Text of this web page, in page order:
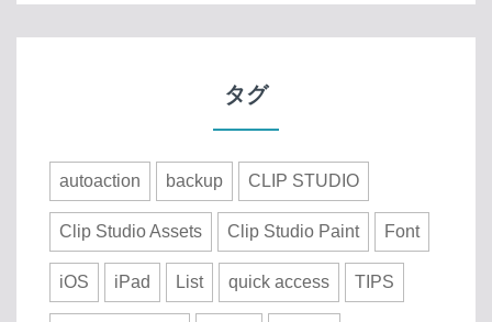
タグ
autoaction backup CLIP STUDIO
Clip Studio Assets Clip Studio Paint Font
iOS iPad List quick access TIPS